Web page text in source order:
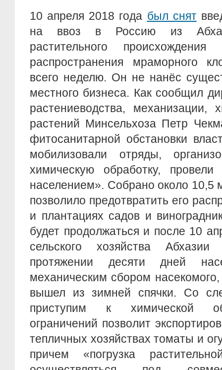
10 апреля 2018 года был снят
на ввоз в Россию из
растительного
распространения мраморного
всего неделю. Он не нанёс
местного бизнеса. Как сообщил
растениеводства,
растений Минсельхоза Петр
фитосанитарной обстановки
мобилизовали отряды,
химическую обработку,
населением». Собрано около 10,5
позволило предотвратить его
и плантациях садов и
будет продолжаться и после 10
сельского хозяйства
протяжении десяти дней
механическим сбором
вышел из зимней спячки. Со
приступим к химической
ограничений позволит
тепличных хозяйствах томаты и
причем «погрузка